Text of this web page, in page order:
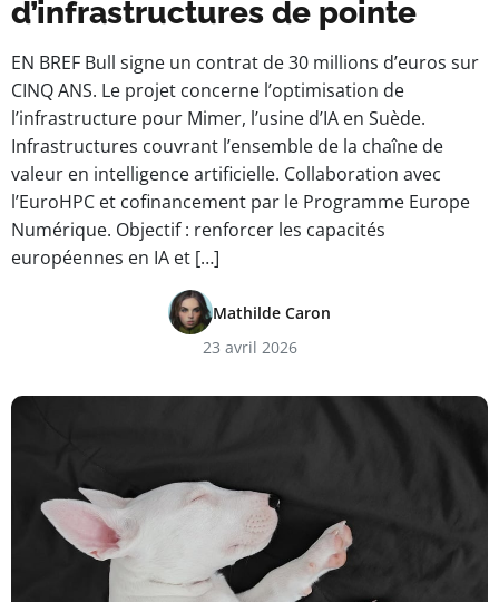
d’infrastructures de pointe
EN BREF Bull signe un contrat de 30 millions d’euros sur
CINQ ANS. Le projet concerne l’optimisation de
l’infrastructure pour Mimer, l’usine d’IA en Suède.
Infrastructures couvrant l’ensemble de la chaîne de
valeur en intelligence artificielle. Collaboration avec
l’EuroHPC et cofinancement par le Programme Europe
Numérique. Objectif : renforcer les capacités
européennes en IA et […]
Mathilde Caron
23 avril 2026